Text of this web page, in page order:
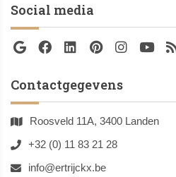
Social media
Contactgegevens
Roosveld 11A, 3400 Landen
+32 (0) 11 83 21 28
info@ertrijckx.be